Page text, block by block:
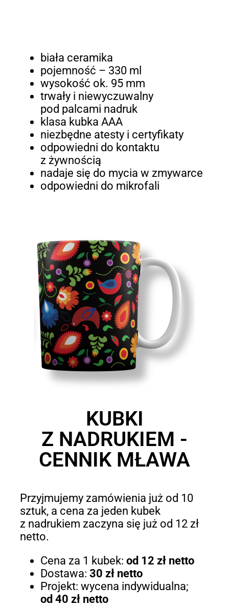
biała ceramika
pojemność – 330 ml
wysokość ok. 95 mm
trwały i niewyczuwalny
pod palcami nadruk
klasa kubka AAA
niezbędne atesty i certyfikaty
odpowiedni do kontaktu
z żywnością
nadaje się do mycia w zmywarce
odpowiedni do mikrofali
KUBKI
Z NADRUKIEM -
CENNIK MŁAWA
Przyjmujemy zamówienia już od 10
sztuk, a cena za jeden kubek
z nadrukiem zaczyna się już od 12 zł
netto.
Cena za 1 kubek: od 12 zł netto
Dostawa: 30 zł netto
Projekt: wycena indywidualna;
od 40 zł netto